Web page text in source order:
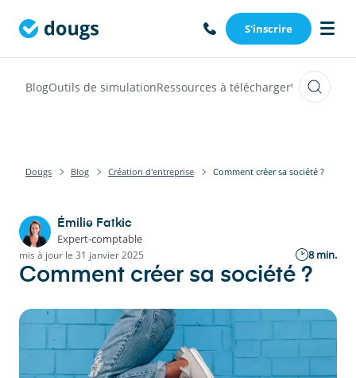
S'inscrire
BlogOutils de simulationRessources à téléchargerWebinars
Dougs Blog Création d'entreprise Comment créer sa société ?
Émilie Fatkic
Expert-comptable
mis à jour le 31 janvier 2025 8 min.
Comment créer sa société ?